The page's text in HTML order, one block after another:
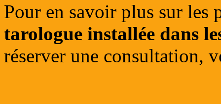
Pour en savoir plus sur les
tarologue installée dans
réserver une consultation,